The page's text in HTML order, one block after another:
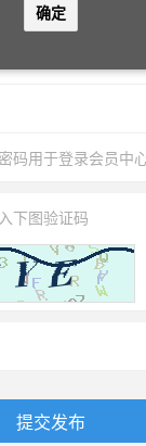
确定
女士
提交发布